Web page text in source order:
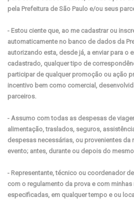
pela Prefeitura de São Paulo e/ou seus
- Estou ciente que, ao me cadastrar ou
automaticamente no banco de dados da
autorizando esta, desde já, a enviar para o
cadastrado, qualquer tipo de
participar de qualquer promoção ou ação
incentivo bem como comercial,
parceiros.
- Assumo com todas as despesas de
alimentação, traslados, seguros,
despesas necessárias, ou provenientes da
evento; antes, durante ou depois do
- Representante, técnico ou coordenador
com o regulamento da prova e com
especificadas, em qualquer tempo e ou